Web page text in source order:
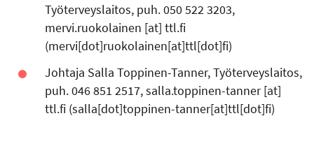
Työterveyslaitos, puh. 050 522 3203,
mervi.ruokolainen [at]ttl.fi
(mervi[dot]ruokolainen[at]ttl[dot]fi)
Johtaja Salla Toppinen-Tanner, Työterveyslaitos,
puh. 046 851 2517,salla.toppinen-tanner[at]
ttl.fi (salla[dot]toppinen-tanner[at]ttl[dot]fi)